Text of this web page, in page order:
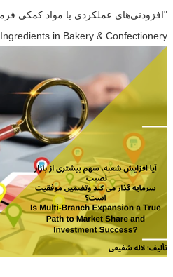
Ingredients in Bakery & Confectionery در...